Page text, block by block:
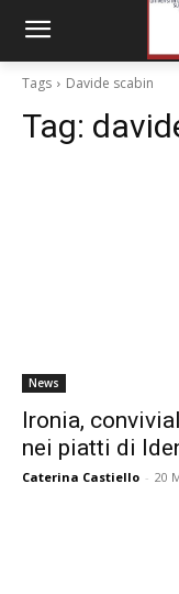
Tags Davide scabin
Tag:
News
Ironia,
nei piatti di
Caterina Castiello - 20